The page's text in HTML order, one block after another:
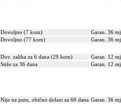
Dovoljno (7 kom)
Garan. 36 mj.
Dovoljno (77 kom)
Garan. 36 mj.
Dov. zaliha za 6 dana (29 kom) Garan. 12 mj.
Stiže za 36 dana Garan. 12 mj.
Nije na putu, obično dolazi za 60 dana Garan. 36 mj.